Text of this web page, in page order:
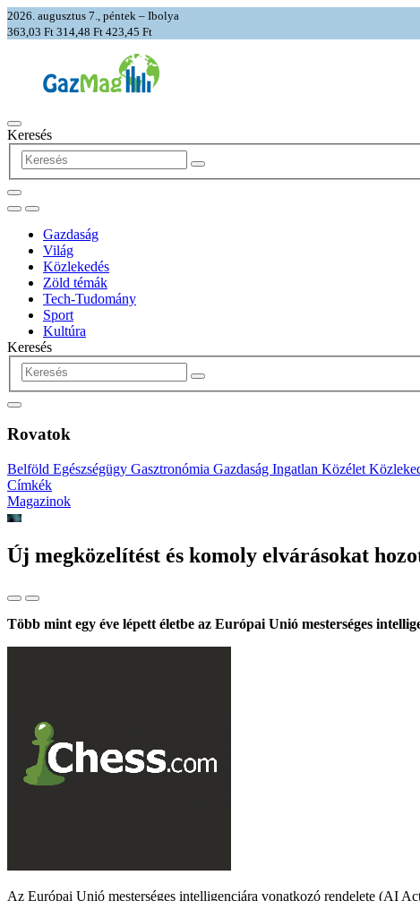
2026. augusztus 7., péntek – Ibolya
363,03 Ft 314,48 Ft 423,45 Ft
Keresés
Gazdaság
Világ
Közlekedés
Zöld témák
Tech-Tudomány
Sport
Kultúra
Keresés
Rovatok
Belföld Egészségügy Gasztronómia Gazdaság Ingatlan Közélet
Címkék
Magazinok
Új megközelítést és komoly elvárásokat
Több mint egy éve lépett életbe az Európai Unió mesterséges
Az Európai Unió mesterséges intelligenciára vonatkozó rendelete (AI